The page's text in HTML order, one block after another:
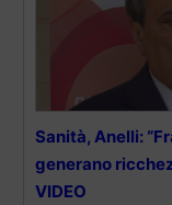
Sanità, Anelli:
generano
VIDEO